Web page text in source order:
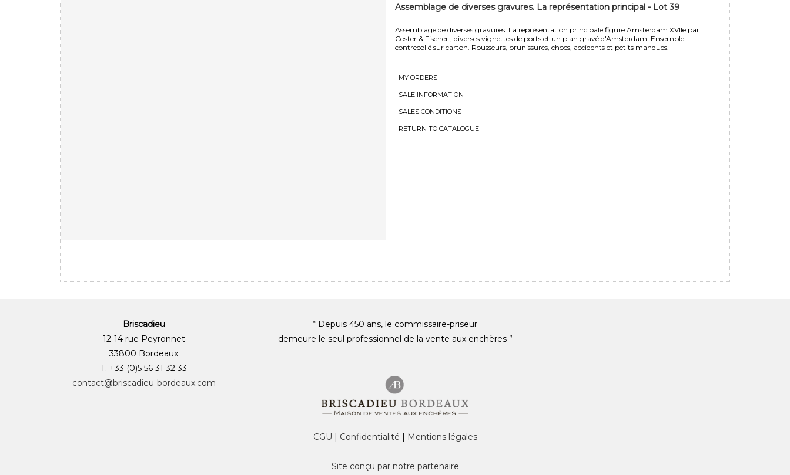
Assemblage de diverses gravures. La représentation principal - Lot 39
Assemblage de diverses gravures. La représentation principale figure Amsterdam XVIIe par
Coster & Fischer ; diverses vignettes de ports et un plan gravé d'Amsterdam. Ensemble
contrecollé sur carton. Rousseurs, brunissures, chocs, accidents et petits manques.
MY ORDERS
SALE INFORMATION
SALES CONDITIONS
RETURN TO CATALOGUE
Briscadieu
12-14 rue Peyronnet
33800 Bordeaux
T. +33 (0)5 56 31 32 33
contact@briscadieu-bordeaux.com
“ Depuis 450 ans, le commissaire-priseur
demeure le seul professionnel de la vente aux enchères ”
CGU | Confidentialité | Mentions légales
Site conçu par notre partenaire